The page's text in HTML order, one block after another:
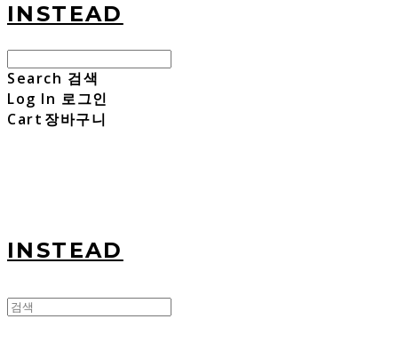
INSTEAD
Search 검색
Log In 로그인
Cart 장바구니
INSTEAD